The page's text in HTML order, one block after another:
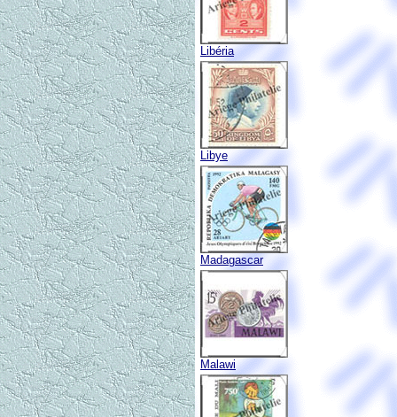
Libéria
Libye
Madagascar
Malawi